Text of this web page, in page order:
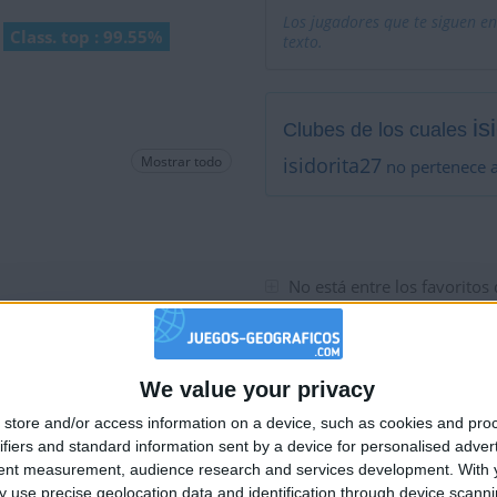
We value your privacy
store and/or access information on a device, such as cookies and
and standard information sent by a device for personalised
measurement, audience research and services development. With
use precise geolocation data and identification through device
Class. top : 99.55%
Mostrar todo
Los jugadores que te siguen
texto.
Clubes de los cuales
isidorita27 no pertenece
No está entre los favoritos
🇺🇸 We noticed you’re visiting from
an English-speaking country
Join our American version now and be among